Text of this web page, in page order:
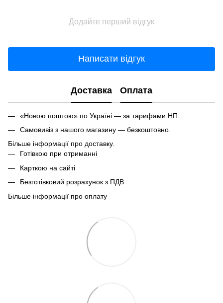
Додайте перший відгук
Написати відгук
Доставка Оплата
«Новою поштою» по Україні — за тарифами НП.
Самовивіз з нашого магазину — безкоштовно.
Більше інформації про доставку.
Готівкою при отриманні
Карткою на сайті
Безготівковий розрахунок з ПДВ
Більше інформації про оплату